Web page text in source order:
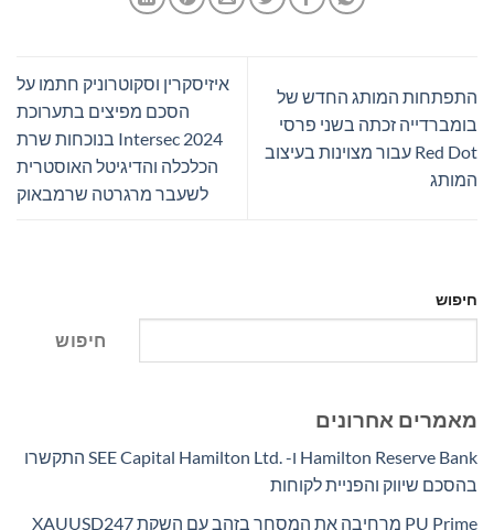
התפתחות המותג החדש של
בומברדייה זכתה בשני פרסי
Red Dot עבור מצוינות בעיצוב
המותג
איזיסקרין וסקוטרוניק חתמו על
הסכם מפיצים בתערוכת
Intersec 2024 בנוכחות שרת
הכלכלה והדיגיטל האוסטרית
לשעבר מרגרטה שרמבאוק
חיפוש
חיפוש
מאמרים אחרונים
Hamilton Reserve Bank ו- SEE Capital Hamilton Ltd.‎ התקשרו
בהסכם שיווק והפניית לקוחות
PU Prime מרחיבה את המסחר בזהב עם השקת XAUUSD247